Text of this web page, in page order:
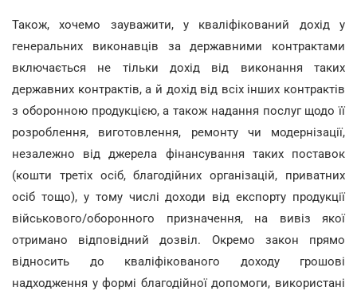
Також, хочемо зауважити, у кваліфікований дохід у
генеральних виконавців за державними контрактами
включається не тільки дохід від виконання таких
державних контрактів, а й дохід від всіх інших контрактів
з оборонною продукцією, а також надання послуг щодо її
розроблення, виготовлення, ремонту чи модернізації,
незалежно від джерела фінансування таких поставок
(кошти третіх осіб, благодійних організацій, приватних
осіб тощо), у тому числі доходи від експорту продукції
військового/оборонного призначення, на вивіз якої
отримано відповідний дозвіл. Окремо закон прямо
відносить до кваліфікованого доходу грошові
надходження у формі благодійної допомоги, використані